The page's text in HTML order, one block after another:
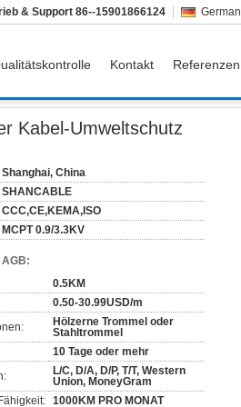
German
& Support 86--15901866124
Kontakt
Referenzen
Kabel-Umweltschutz
Shanghai, China
SHANCABLE
CCC,CE,KEMA,ISO
MCPT 0.9/3.3KV
0.5KM
0.50-30.99USD/m
Hölzerne Trommel oder
Stahltrommel
10 Tage oder mehr
L/C, D/A, D/P, T/T, Western
Union, MoneyGram
1000KM PRO MONAT